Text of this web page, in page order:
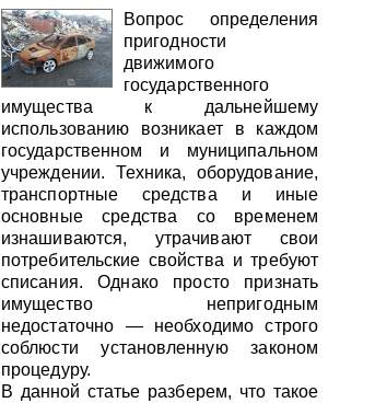
Вопрос определения
пригодности
движимого
государственного
имущества к дальнейшему
использованию возникает в каждом
государственном и муниципальном
учреждении. Техника, оборудование,
транспортные средства и иные
основные средства со временем
изнашиваются, утрачивают свои
потребительские свойства и требуют
списания. Однако просто признать
имущество непригодным
недостаточно — необходимо строго
соблюсти установленную законом
процедуру.
В данной статье разберем, что такое